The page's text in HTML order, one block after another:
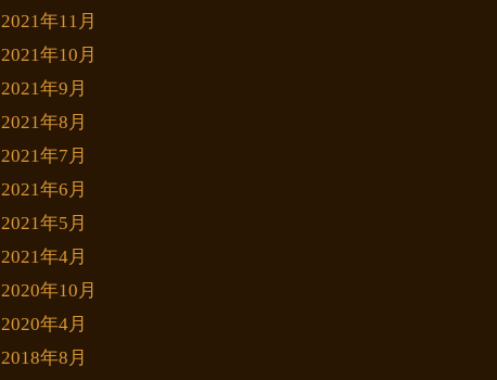
2021年11月
2021年10月
2021年9月
2021年8月
2021年7月
2021年6月
2021年5月
2021年4月
2020年10月
2020年4月
2018年8月